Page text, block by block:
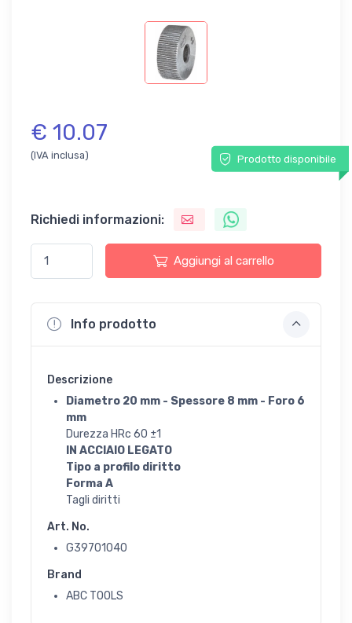
€ 10.07
(IVA inclusa) Prodotto disponibile
Richiedi informazioni:
Aggiungi al carrello
Info prodotto
Descrizione
Diametro 20 mm - Spessore 8 mm - Foro 6
mm
Durezza HRc 60 ±1
IN ACCIAIO LEGATO
Tipo a profilo diritto
Forma A
Tagli diritti
Art. No.
G39701040
Brand
ABC TOOLS